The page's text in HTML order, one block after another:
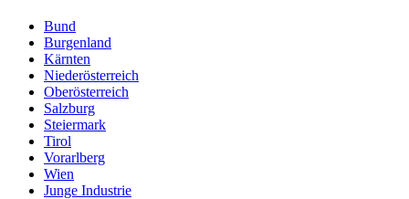
Bund
Burgenland
Kärnten
Niederösterreich
Oberösterreich
Salzburg
Steiermark
Tirol
Vorarlberg
Wien
Junge Industrie